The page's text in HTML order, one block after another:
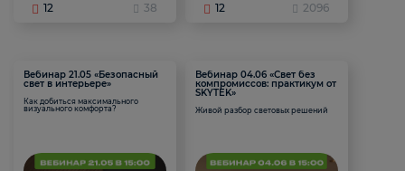
12 38 12 2096
Вебинар 21.05 «Безопасный
свет в интерьере»
Как добиться максимального
визуального комфорта?
Вебинар 04.06 «Свет без
компромиссов: практикум от
SKYTEK»
Живой разбор световых решений